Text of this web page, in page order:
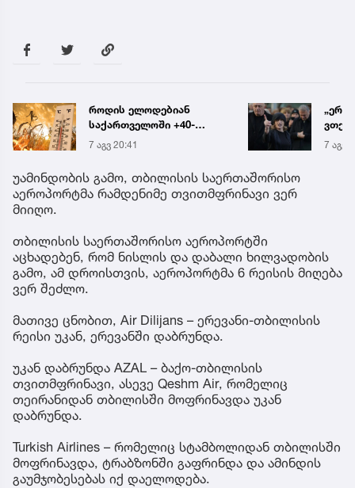
„ერთი წინადადება რომ
ვთქვა, ის გახდის
ნათელს, თუ რატომ იყო
ნია იმნაძე
წამქეზებელი...“ - გიგა
ავალიანის დედა
7 აგვ 20:19
რა
7 აგვ
უამინდობის გამო, თბილისის საერთაშორისო
აეროპორტმა რამდენიმე თვითმფრინავი ვერ
მიიღო.
თბილისის საერთაშორისო აეროპორტში
აცხადებენ, რომ ნისლის და დაბალი ხილვადობის
გამო, ამ დროისთვის, აეროპორტმა 6 რეისის მიღება
ვერ შეძლო.
მათივე ცნობით, Air Dilijans – ერევანი-თბილისის
რეისი უკან, ერევანში დაბრუნდა.
უკან დაბრუნდა AZAL – ბაქო-თბილისის
თვითმფრინავი, ასევე Qeshm Air, რომელიც
თეირანიდან თბილისში მოფრინავდა უკან
დაბრუნდა.
Turkish Airlines – რომელიც სტამბოლიდან თბილისში
მოფრინავდა, ტრაბზონში გაფრინდა და ამინდის
გაუმჯობესებას იქ დაელოდება.